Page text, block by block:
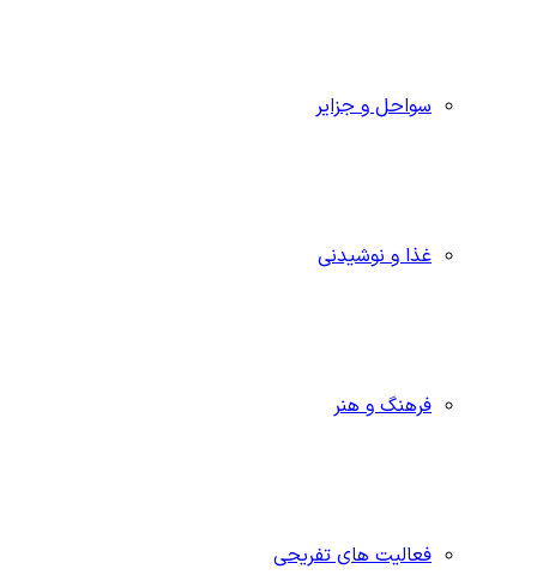
سواحل و جزایر
غذا و نوشیدنی
فرهنگ و هنر
فعالیت های تفریحی